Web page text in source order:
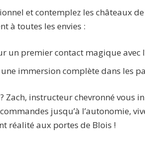
et contemplez les châteaux
à toutes les envies :
un premier contact magique avec
immersion complète dans les
Zach, instructeur chevronné
jusqu’à l’autonomie,
réalité aux portes de Blois !